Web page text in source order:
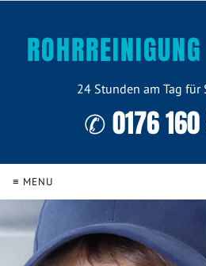
24 Stunden am Tag für
✆ 0176 160
≡ MENU